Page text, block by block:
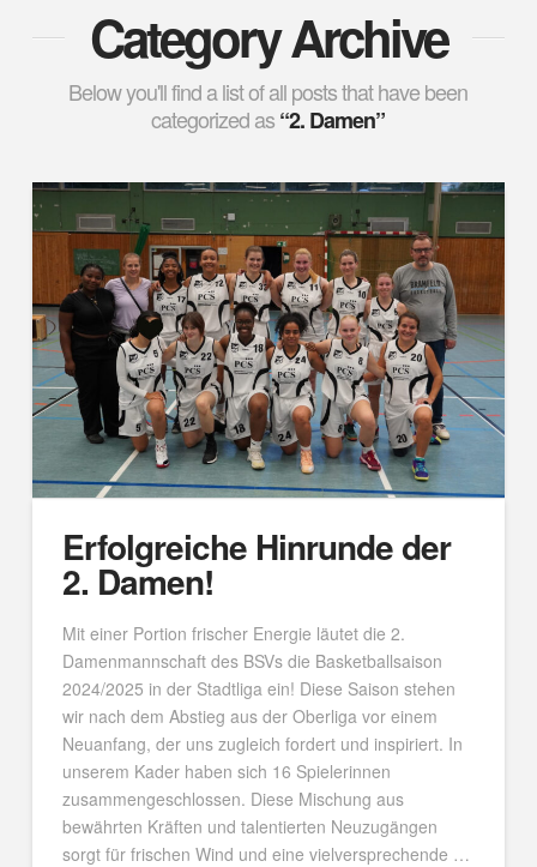
Category Archive
Below you'll find a list of all posts that have been
categorized as“2. Damen”
Erfolgreiche Hinrunde der
2. Damen!
Mit einer Portion frischer Energie läutet die 2.
Damenmannschaft des BSVs die Basketballsaison
2024/2025 in der Stadtliga ein! Diese Saison stehen
wir nach dem Abstieg aus der Oberliga vor einem
Neuanfang, der uns zugleich fordert und inspiriert. In
unserem Kader haben sich 16 Spielerinnen
zusammengeschlossen. Diese Mischung aus
bewährten Kräften und talentierten Neuzugängen
sorgt für frischen Wind und eine vielversprechende …